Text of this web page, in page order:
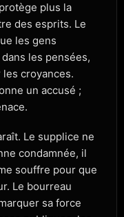
plus la
des esprits. Le
les gens
les pensées,
croyances.
un accusé ;
Le supplice ne
condamnée, il
souffre pour que
Le bourreau
sa force